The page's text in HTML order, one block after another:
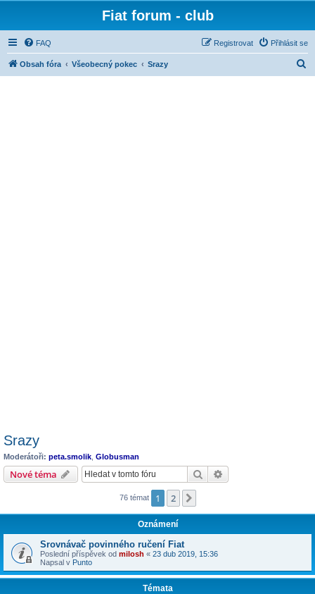
Fiat forum - club
FAQ Přihlásit se
Registrovat
Obsah fóra Všeobecný pokec Srazy
Srazy
Moderátoři: peta.smolik Globusman
Nové téma Hledat
76 témat 1 2
Oznámení
Srovnávač povinného ručení Fiat
Poslední příspěvek od milosh « 23 dub 2019, 15:36
Napsal v Punto
Témata